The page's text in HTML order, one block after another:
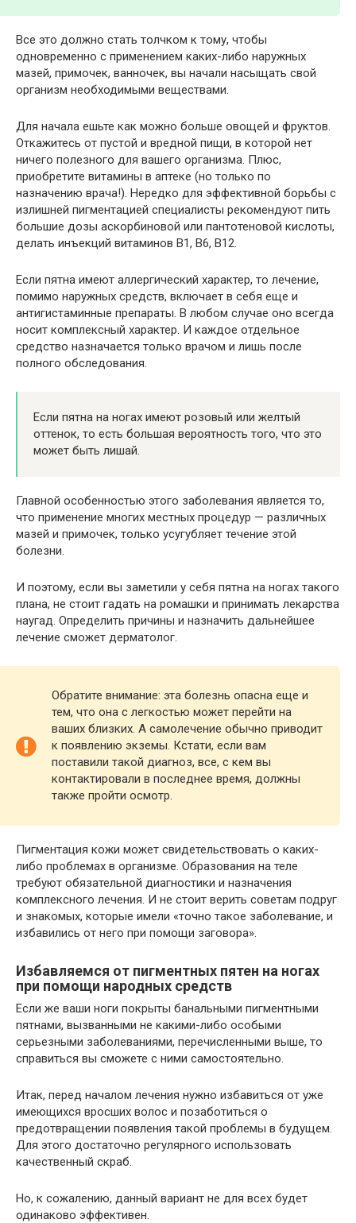
Все это должно стать толчком к тому, чтобы
одновременно с применением каких-либо наружных
мазей, примочек, ванночек, вы начали насыщать свой
организм необходимыми веществами.
Для начала ешьте как можно больше овощей и фруктов.
Откажитесь от пустой и вредной пищи, в которой нет
ничего полезного для вашего организма. Плюс,
приобретите витамины в аптеке (но только по
назначению врача!). Нередко для эффективной борьбы с
излишней пигментацией специалисты рекомендуют пить
большие дозы аскорбиновой или пантотеновой кислоты,
делать инъекций витаминов B1, B6, B12.
Если пятна имеют аллергический характер, то лечение,
помимо наружных средств, включает в себя еще и
антигистаминные препараты. В любом случае оно всегда
носит комплексный характер. И каждое отдельное
средство назначается только врачом и лишь после
полного обследования.
Если пятна на ногах имеют розовый или желтый
оттенок, то есть большая вероятность того, что это
может быть лишай.
Главной особенностью этого заболевания является то,
что применение многих местных процедур — различных
мазей и примочек, только усугубляет течение этой
болезни.
И поэтому, если вы заметили у себя пятна на ногах такого
плана, не стоит гадать на ромашки и принимать лекарства
наугад. Определить причины и назначить дальнейшее
лечение сможет дерматолог.
Обратите внимание: эта болезнь опасна еще и
тем, что она с легкостью может перейти на
ваших близких. А самолечение обычно приводит
к появлению экземы. Кстати, если вам
поставили такой диагноз, все, с кем вы
контактировали в последнее время, должны
также пройти осмотр.
Пигментация кожи может свидетельствовать о каких-
либо проблемах в организме. Образования на теле
требуют обязательной диагностики и назначения
комплексного лечения. И не стоит верить советам подруг
и знакомых, которые имели «точно такое заболевание, и
избавились от него при помощи заговора».
Избавляемся от пигментных пятен на ногах
при помощи народных средств
Если же ваши ноги покрыты банальными пигментными
пятнами, вызванными не какими-либо особыми
серьезными заболеваниями, перечисленными выше, то
справиться вы сможете с ними самостоятельно.
Итак, перед началом лечения нужно избавиться от уже
имеющихся вросших волос и позаботиться о
предотвращении появления такой проблемы в будущем.
Для этого достаточно регулярного использовать
качественный скраб.
Но, к сожалению, данный вариант не для всех будет
одинаково эффективен.